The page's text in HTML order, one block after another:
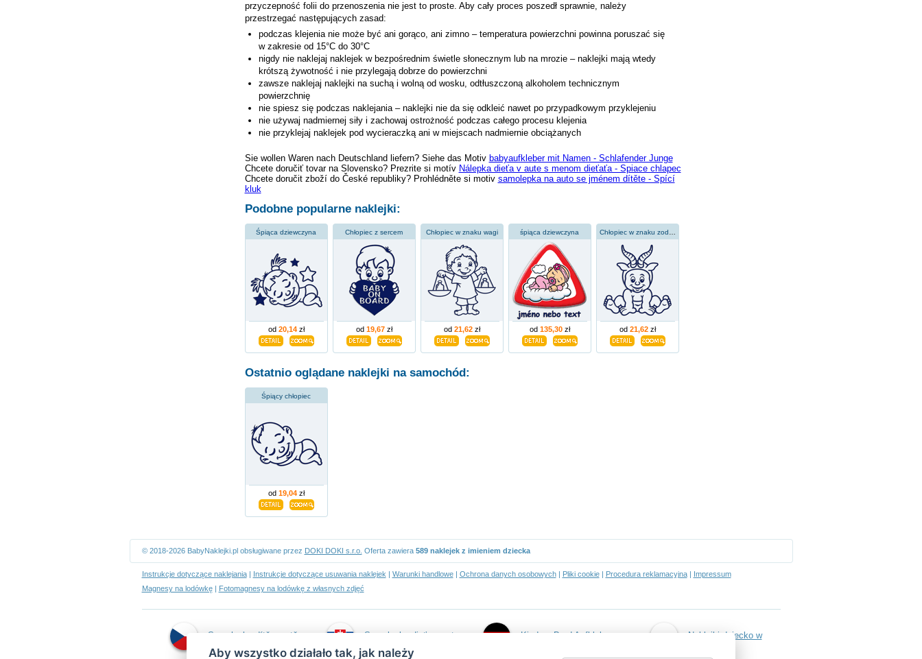
przyczepność folii do przenoszenia nie jest to proste. Aby cały proces poszedł sprawnie, należy
przestrzegać następujących zasad:
podczas klejenia nie może być ani gorąco, ani zimno – temperatura powierzchni powinna poruszać się
w zakresie od 15°C do 30°C
nigdy nie naklejaj naklejek w bezpośrednim świetle słonecznym lub na mrozie – naklejki mają wtedy
krótszą żywotność i nie przylegają dobrze do powierzchni
zawsze naklejaj naklejki na suchą i wolną od wosku, odtłuszczoną alkoholem technicznym
powierzchnię
nie spiesz się podczas naklejania – naklejki nie da się odkleić nawet po przypadkowym przyklejeniu
nie używaj nadmiernej siły i zachowaj ostrożność podczas całego procesu klejenia
nie przyklejaj naklejek pod wycieraczką ani w miejscach nadmiernie obciążanych
Sie wollen Waren nach Deutschland liefern? Siehe das Motiv babyaufkleber mit Namen - Schlafender Junge
Chcete doručiť tovar na Slovensko? Prezrite si motív Nálepka dieťa v aute s menom dieťaťa - Spiace chlapec
Chcete doručit zboží do České republiky? Prohlédněte si motiv samolepka na auto se jménem dítěte - Spící
kluk
Podobne popularne naklejki:
Śpiąca dziewczyna
od 20,14zł
Chłopiec z sercem
od 19,67zł
Chłopiec w znaku wagi
od 21,62zł
śpiąca dziewczyna
od 135,30zł
Chłopiec w znaku zodiaku Koziorożca
od 21,62zł
Ostatnio oglądane naklejki na samochód:
Śpiący chłopiec
od 19,04zł
© 2018-2026 BabyNaklejki.pl obsługiwane przez DOKI DOKI s.r.o. Oferta zawiera 589 naklejek z imieniem dziecka
Instrukcje dotyczące naklejania| Instrukcje dotyczące usuwania naklejek | Warunki handlowe| Ochrona danych osobowych| Pliki cookie| Procedura reklamacyjna| Impressum
Magnesy na lodówkę| Fotomagnesy na lodówkę z własnych zdjęć
Samolepky dítě v autě Samolepky dieťa v aute Kind an Bord Aufkleber Naklejki dziecko w
Aby wszystko działało tak, jak należy